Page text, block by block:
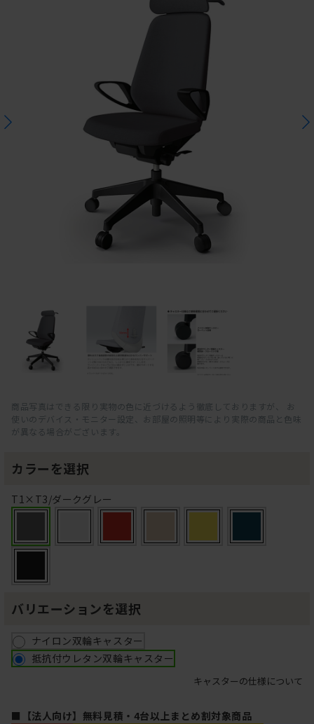
商品写真はできる限り実物の色に近づけるよう徹底しておりますが、 お
使いのデバイス・モニター設定、お部屋の照明等により実際の商品と色味
が異なる場合がございます。
カラーを選択
T1×T3/ダークグレー
バリエーションを選択
ナイロン双輪キャスター
抵抗付ウレタン双輪キャスター
キャスターの仕様について
■【法人向け】無料見積・4台以上まとめ割対象商品